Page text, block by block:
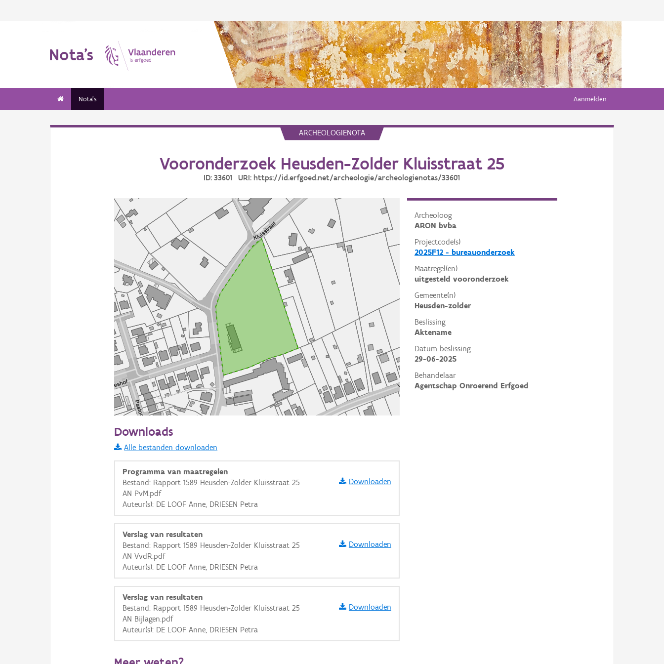
Nota's
Nota's Aanmelden
ARCHEOLOGIENOTA
Vooronderzoek Heusden-Zolder Kluisstraat 25
ID: 33601 URI: https://id.erfgoed.net/archeologie/archeologienotas/33601
Archeoloog
ARON bvba
Projectcode(s)
2025F12 - bureauonderzoek
Maatregel(en)
uitgesteld vooronderzoek
Gemeente(n)
Heusden-zolder
Beslissing
Aktename
Datum beslissing
29-06-2025
Behandelaar
Agentschap Onroerend Erfgoed
Informatie Vlaanderen
i
+
Basis Lagen
Ortho
GRB-Basiskaart
Downloads
Alle bestanden downloaden
Programma van maatregelen
Bestand: Rapport 1589 Heusden-Zolder Kluisstraat 25
AN PvM.pdf
Auteur(s): DE LOOF Anne, DRIESEN Petra
Downloaden
Verslag van resultaten
Bestand: Rapport 1589 Heusden-Zolder Kluisstraat 25
AN VvdR.pdf
Auteur(s): DE LOOF Anne, DRIESEN Petra
Downloaden
Verslag van resultaten
Bestand: Rapport 1589 Heusden-Zolder Kluisstraat 25
AN Bijlagen.pdf
Auteur(s): DE LOOF Anne, DRIESEN Petra
Downloaden